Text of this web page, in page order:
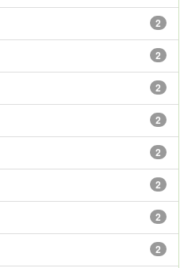
2
2
2
2
2
2
2
2